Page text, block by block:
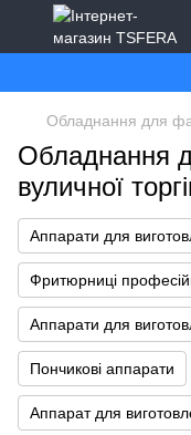
Обладнання для
Обладнання
вуличної
Аппарати для
Фритюрниці
Аппарати для
Пончикові аппарати
Аппарат для